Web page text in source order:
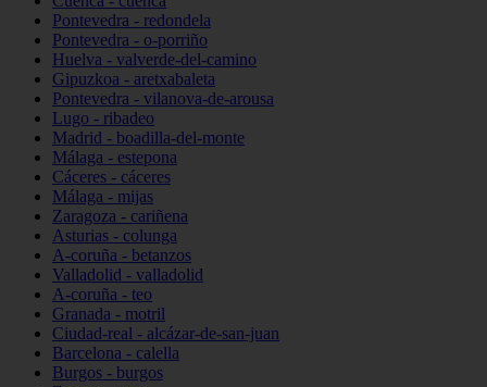
Pontevedra - redondela
Pontevedra - o-porriño
Huelva - valverde-del-camino
Gipuzkoa - aretxabaleta
Pontevedra - vilanova-de-arousa
Lugo - ribadeo
Madrid - boadilla-del-monte
Málaga - estepona
Cáceres - cáceres
Málaga - mijas
Zaragoza - cariñena
Asturias - colunga
A-coruña - betanzos
Valladolid - valladolid
A-coruña - teo
Granada - motril
Ciudad-real - alcázar-de-san-juan
Barcelona - calella
Burgos - burgos